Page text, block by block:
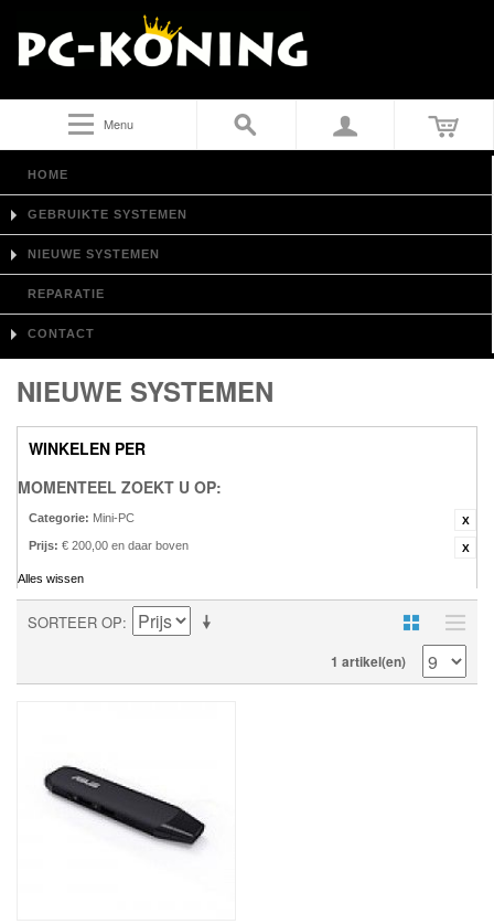
Menu
HOME
GEBRUIKTE SYSTEMEN
NIEUWE SYSTEMEN
REPARATIE
CONTACT
NIEUWE SYSTEMEN
WINKELEN PER
MOMENTEEL ZOEKT U OP:
Categorie: Mini-PC
Prijs: € 200,00 en daar boven
Alles wissen
SORTEER OP
1 artikel(en)